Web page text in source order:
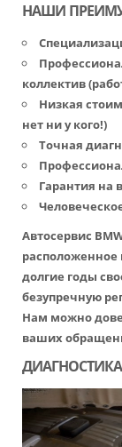
НАШИ
коллектив
Низкая
нет ни у кого!)
Точная
Гарантия на
Автосервис
расположенное
долгие годы
безупречную
Нам можно
ваших